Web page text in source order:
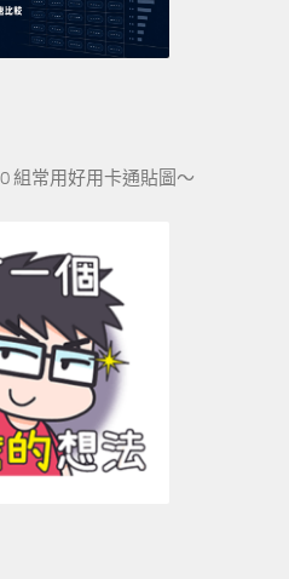
組常用好用卡通貼圖～